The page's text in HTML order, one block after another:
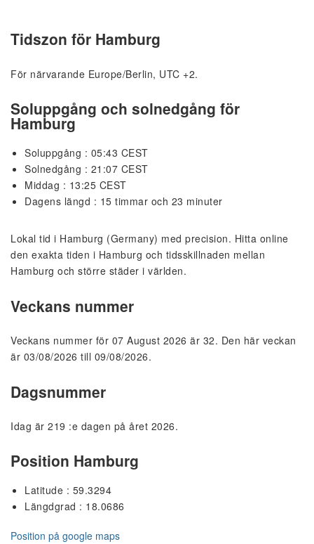
Tidszon för Hamburg
För närvarande Europe/Berlin, UTC +2.
Soluppgång och solnedgång för
Hamburg
Soluppgång : 05:43 CEST
Solnedgång : 21:07 CEST
Middag : 13:25 CEST
Dagens längd : 15 timmar och 23 minuter
Lokal tid i Hamburg (Germany) med precision. Hitta online
den exakta tiden i Hamburg och tidsskillnaden mellan
Hamburg och större städer i världen.
Veckans nummer
Veckans nummer för 07 August 2026 är 32. Den här veckan
är 03/08/2026 till 09/08/2026.
Dagsnummer
Idag är 219 :e dagen på året 2026.
Position Hamburg
Latitude : 59.3294
Längdgrad : 18.0686
Position på google maps